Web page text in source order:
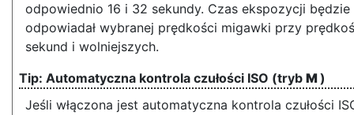
odpowiednio 16 i 32 sekundy. Czas ekspozycji
odpowiadał wybranej prędkości migawki przy
sekund i wolniejszych.
Automatyczna kontrola czułości ISO (tryb M)
Jeśli włączona jest automatyczna kontrola czułości